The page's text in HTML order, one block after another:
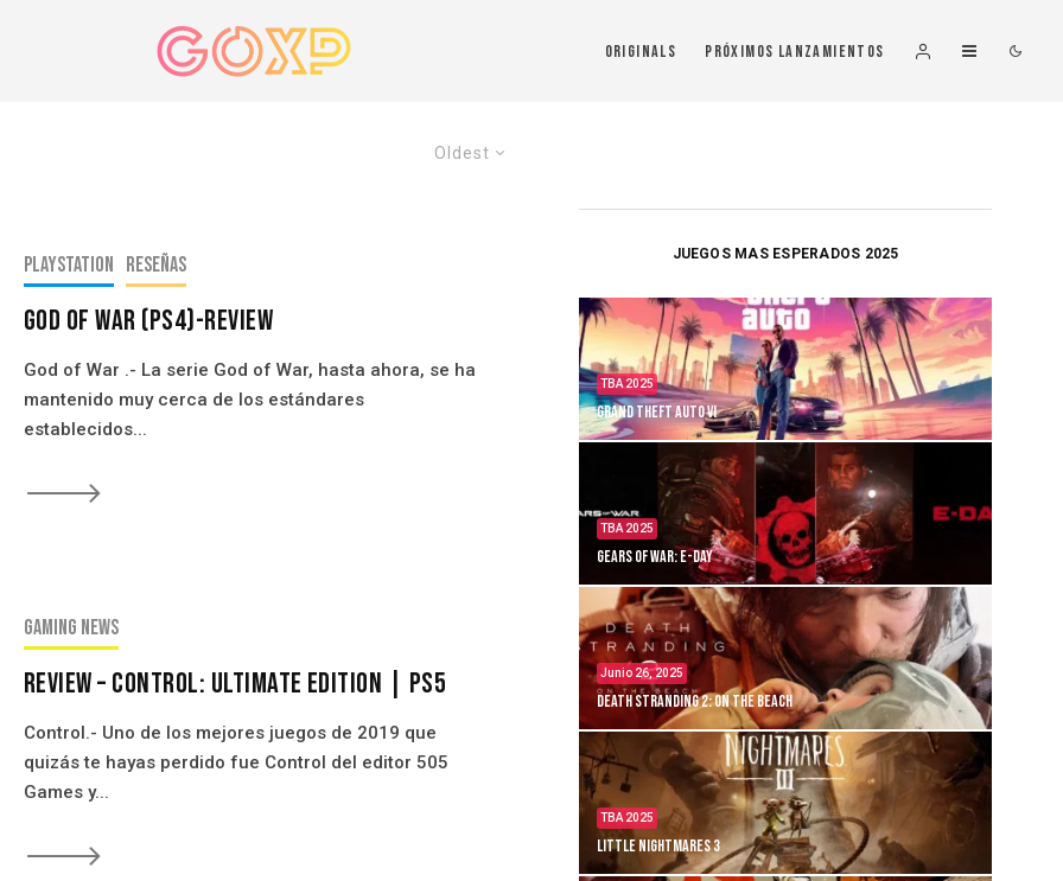
Originals Próximos Lanzamientos
Oldest
PlayStation Reseñas
God of War (PS4)-Review
God of War .- La serie God of War, hasta ahora, se ha
mantenido muy cerca de los estándares
establecidos...
🡒
Gaming news
Review – Control: Ultimate Edition | PS5
Control.- Uno de los mejores juegos de 2019 que
quizás te hayas perdido fue Control del editor 505
Games y...
🡒
JUEGOS MAS ESPERADOS 2025
TBA 2025
Grand Theft Auto VI
TBA 2025
Gears of War: E-Day
Junio 26, 2025
Death Stranding 2: On the Beach
TBA 2025
Little Nightmares 3